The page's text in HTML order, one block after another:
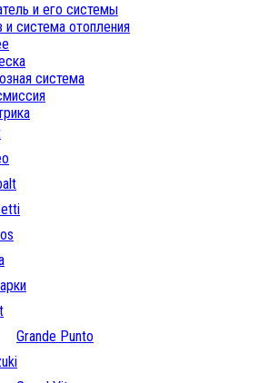
и его системы
и система отопления
система
Grande Punto